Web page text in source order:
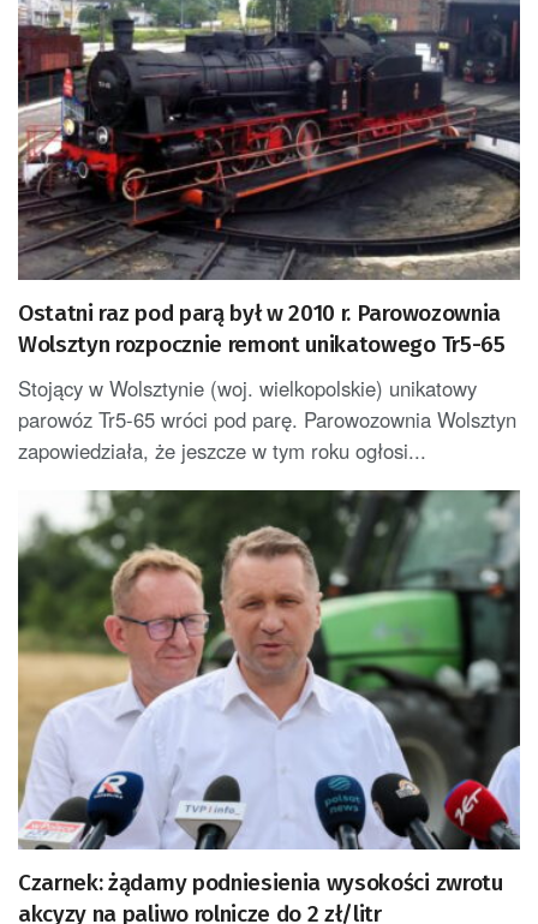
Ostatni raz pod parą był w 2010 r. Parowozownia
Wolsztyn rozpocznie remont unikatowego Tr5-65
Stojący w Wolsztynie (woj. wielkopolskie) unikatowy
parowóz Tr5-65 wróci pod parę. Parowozownia Wolsztyn
zapowiedziała, że jeszcze w tym roku ogłosi...
Czarnek: żądamy podniesienia wysokości zwrotu
akcyzy na paliwo rolnicze do 2 zł/litr